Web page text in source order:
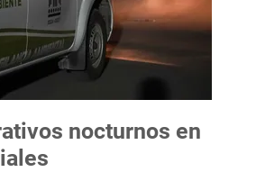
nocturnos en